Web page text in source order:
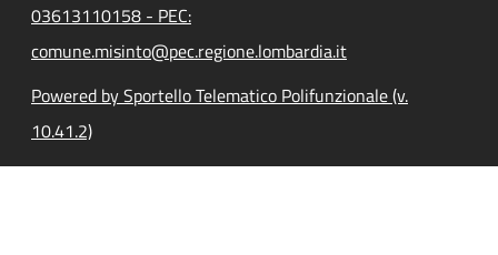
03613110158 - PEC:
comune.misinto@pec.regione.lombardia.it
Powered by Sportello Telematico Polifunzionale (v.
10.41.2)